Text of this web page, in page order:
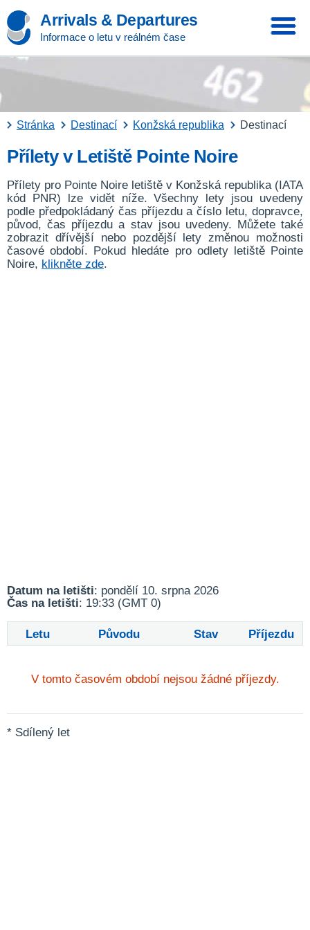
Arrivals & Departures
Informace o letu v reálném čase
Stránka Destinací Konžská republika Destinací
Přílety v Letiště Pointe Noire
Přílety pro Pointe Noire letiště v Konžská republika (IATA
kód PNR) lze vidět níže. Všechny lety jsou uvedeny
podle předpokládaný čas příjezdu a číslo letu, dopravce,
původ, čas příjezdu a stav jsou uvedeny. Můžete také
zobrazit dřívější nebo pozdější lety změnou možnosti
časové období. Pokud hledáte pro odlety letiště Pointe
Noire, klikněte zde.
Datum na letišti: pondělí 10. srpna 2026
Čas na letišti: 19:33 (GMT 0)
Letu Původu Stav Příjezdu
V tomto časovém období nejsou žádné příjezdy.
* Sdílený let